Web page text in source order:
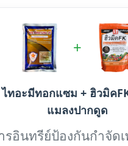
+
ไทอะมีทอกแซม + ฮิวมิค
แมลงปากดูด
รอินทรีย์ป้องกันกำจัด